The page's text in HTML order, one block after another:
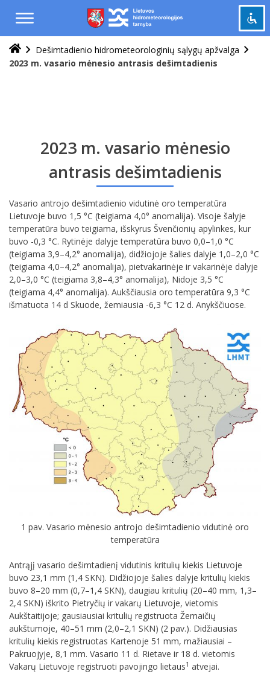
title Pažymėti antraštes
Tamsus kontrastas
Grąžinti
viską
į
pradinę
būseną
cached
turinį
Dešimtadienio hidrometeorologinių sąlygų apžvalga
2023 m. vasario mėnesio antrasis dešimtadienis
2023 m. vasario mėnesio
antrasis dešimtadienis
Vasario antrojo dešimtadienio vidutinė oro temperatūra
Lietuvoje buvo 1,5 °C (teigiama 4,0° anomalija). Visoje šalyje
temperatūra buvo teigiama, išskyrus Švenčionių apylinkes, kur
buvo -0,3 °C. Rytinėje dalyje temperatūra buvo 0,0–1,0 °C
(teigiama 3,9–4,2° anomalija), didžiojoje šalies dalyje 1,0–2,0 °C
(teigiama 4,0–4,2° anomalija), pietvakarinėje ir vakarinėje dalyje
2,0–3,0 °C (teigiama 3,8–4,3° anomalija), Nidoje 3,5 °C
(teigiama 4,4° anomalija). Aukščiausia oro temperatūra 9,3 °C
išmatuota 14 d Skuode, žemiausia -6,3 °C 12 d. Anykščiuose.
1 pav. Vasario mėnesio antrojo dešimtadienio vidutinė oro
temperatūra
Antrąjį vasario dešimtadienį vidutinis kritulių kiekis Lietuvoje
buvo 23,1 mm (1,4 SKN). Didžiojoje šalies dalyje kritulių kiekis
buvo 8–20 mm (0,7–1,4 SKN), daugiau kritulių (20–40 mm, 1,3–
2,4 SKN) iškrito Pietryčių ir vakarų Lietuvoje, vietomis
Aukštaitijoje; gausiausiai kritulių registruota Žemaičių
aukštumoje, 40–51 mm (2,0–2,1 SKN) (2 pav.). Didžiausias
kritulių kiekis registruotas Kartenoje 51 mm, mažiausiai –
Pakruojyje, 8,1 mm. Vasario 11 d. Rietave ir 18 d. vietomis
Vakarų Lietuvoje registruoti pavojingo lietaus1 atvejai.